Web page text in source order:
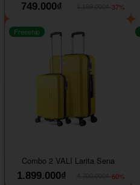
749.000₫
-37%
Freeship
Combo 2 VALI Larita Sena
1.899.000₫
-60%